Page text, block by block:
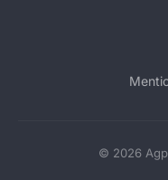
© 2026